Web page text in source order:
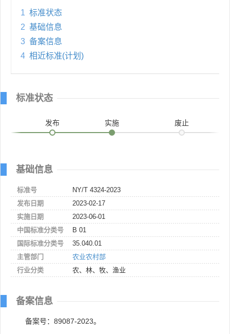
1 标准状态
2 基础信息
3 备案信息
4 相近标准(计划)
标准状态
发布 实施 废止
基础信息
标准号
NY/T 4324-2023
发布日期
2023-02-17
实施日期
2023-06-01
中国标准分类号
B 01
国际标准分类号
35.040.01
主管部门
农业农村部
行业分类
农、林、牧、渔业
备案信息
备案号：89087-2023。